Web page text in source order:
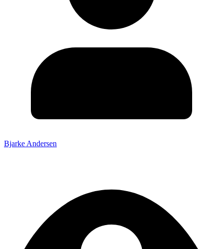
Bjarke Andersen